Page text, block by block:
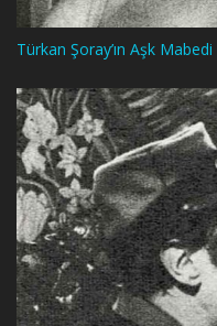
Türkan Şoray’ın Aşk Mabedi